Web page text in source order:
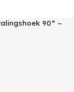
90° –